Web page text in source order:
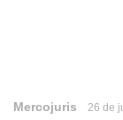
Mercojuris 26 de